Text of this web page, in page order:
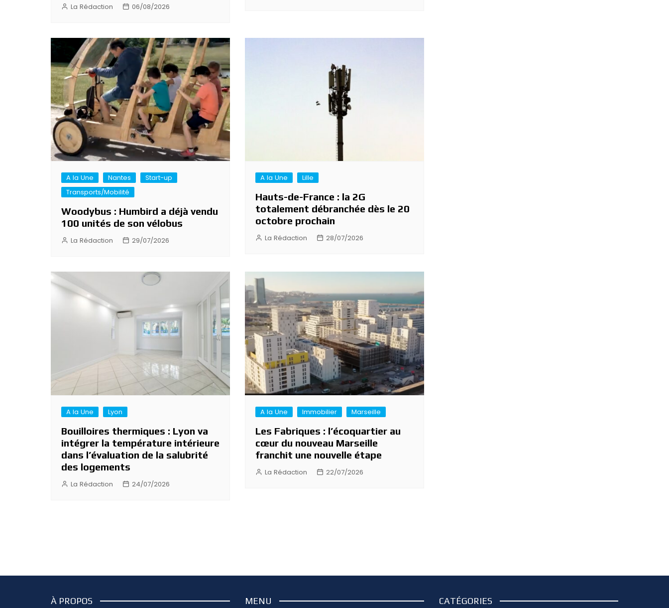
La Rédaction 06/08/2026
A la Une Nantes
Start-up
Transports/Mobilité
Woodybus : Humbird a déjà vendu
100 unités de son vélobus
La Rédaction 29/07/2026
A la Une Lille
Hauts-de-France : la 2G
totalement débranchée dès le 20
octobre prochain
La Rédaction 28/07/2026
A la Une Lyon
Bouilloires thermiques : Lyon va
intégrer la température intérieure
dans l’évaluation de la salubrité
des logements
La Rédaction 24/07/2026
A la Une Immobilier Marseille
Les Fabriques : l’écoquartier au
cœur du nouveau Marseille
franchit une nouvelle étape
La Rédaction 22/07/2026
À PROPOS MENU CATÉGORIES